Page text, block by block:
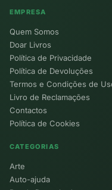
EMPRESA
Quem Somos
Doar Livros
Política de Privacidade
Política de Devoluções
Termos e Condições de
Livro de Reclamações
Contactos
Política de Cookies
CATEGORIAS
Arte
Auto-ajuda